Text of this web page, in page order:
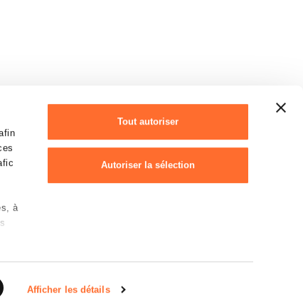
à
Afficher les détails
Tout autoriser
Autoriser la sélection
des données personnelles